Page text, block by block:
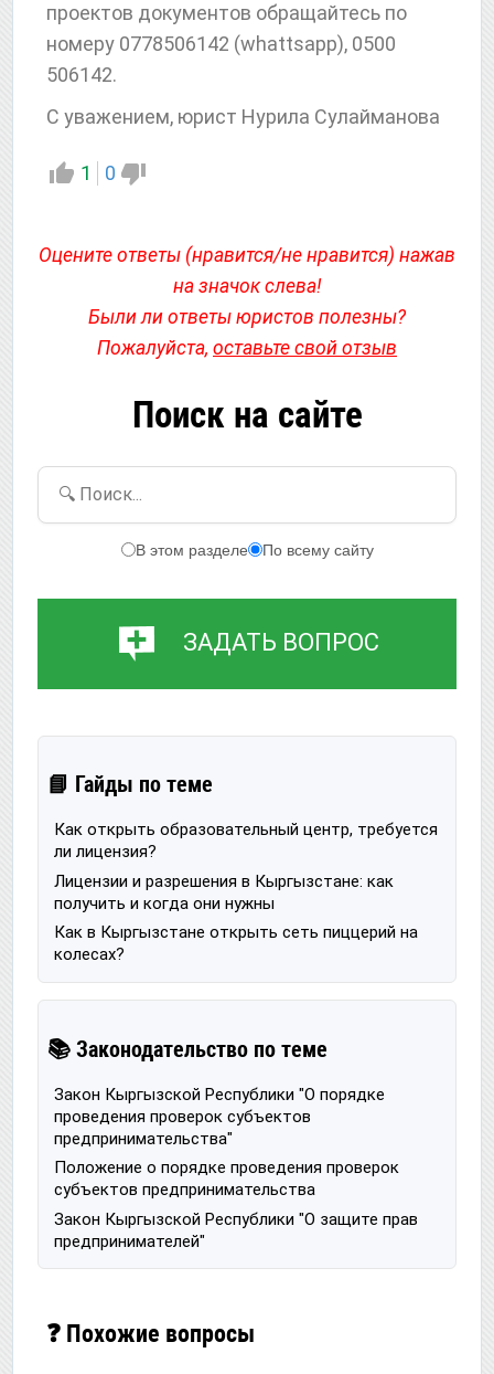
проектов документов обращайтесь по
номеру 0778506142 (whattsapp), 0500
506142.
С уважением, юрист Нурила Сулайманова
1 0
Оцените ответы (нравится/не нравится) нажав
на значок слева!
Были ли ответы юристов полезны?
Пожалуйста, оставьте свой отзыв
Поиск на сайте
🔍 Поиск...
В этом разделе По всему сайту
ЗАДАТЬ ВОПРОС
📘 Гайды по теме
Как открыть образовательный центр, требуется
ли лицензия?
Лицензии и разрешения в Кыргызстане: как
получить и когда они нужны
Как в Кыргызстане открыть сеть пиццерий на
колесах?
📚 Законодательство по теме
Закон Кыргызской Республики "О порядке
проведения проверок субъектов
предпринимательства"
Положение о порядке проведения проверок
субъектов предпринимательства
Закон Кыргызской Республики "О защите прав
предпринимателей"
❓ Похожие вопросы